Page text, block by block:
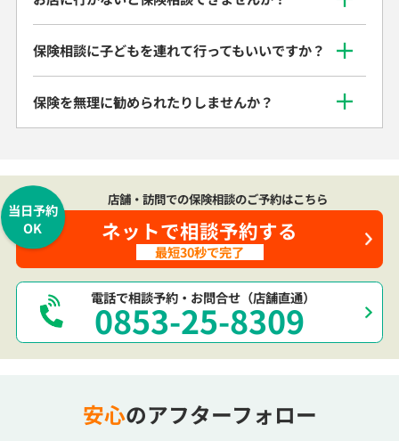
保険相談に子どもを連れて行ってもいいですか？
保険を無理に勧められたりしませんか？
電話で相談予約・お問合せ（店舗直通）
0853-25-8309
店舗・訪問での保険相談のご予約はこちら
当日予約
OK
ネットで相談予約する
最短30秒で完了
安心のアフターフォロー